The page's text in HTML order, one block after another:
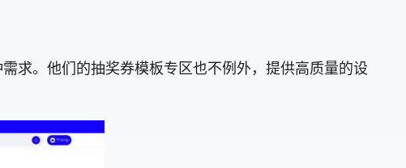
求。他们的抽奖券模板专区也不例外，提供高质量的设